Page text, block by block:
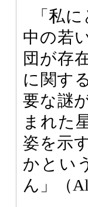
「私
中の若
団が存
に関す
要な謎
まれた
姿を示
かとい
ん」（